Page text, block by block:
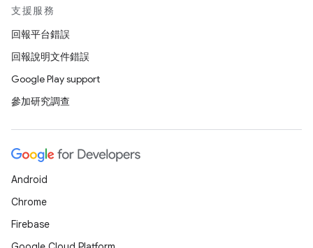
支援服務
回報平台錯誤
回報說明文件錯誤
Google Play support
參加研究調查
Android
Chrome
Firebase